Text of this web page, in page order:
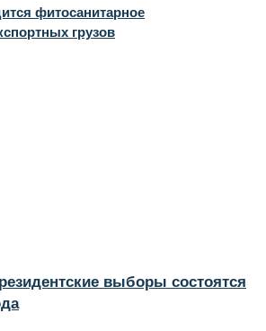
фитосанитарное
грузов
выборы состоятся